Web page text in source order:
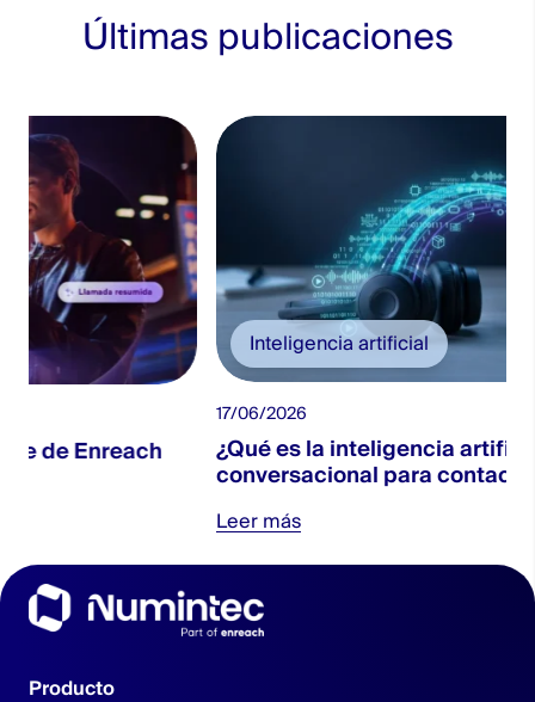
Últimas publicaciones
Inteligencia artificial
¿Qué es la inteligencia artificial
conversacional para contact centers?
Producto